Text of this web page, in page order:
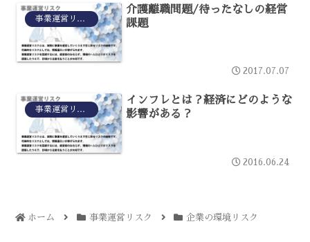
事業運営リスク
介護離職問題/待ったなしの経営
課題
2017.07.07
事業運営リスク
インフレとは？経済にどのような
影響がある？
2016.06.24
ホーム 事業運営リスク 企業の環境リスク